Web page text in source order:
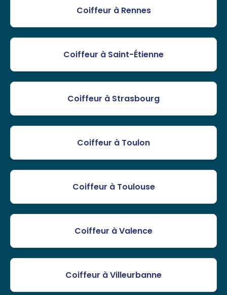
Coiffeur à Rennes
Coiffeur à Saint-Étienne
Coiffeur à Strasbourg
Coiffeur à Toulon
Coiffeur à Toulouse
Coiffeur à Valence
Coiffeur à Villeurbanne